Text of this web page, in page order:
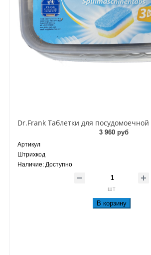
3 960 руб
Артикул
Штрихкод
Наличие: Доступно
шт
В корзину